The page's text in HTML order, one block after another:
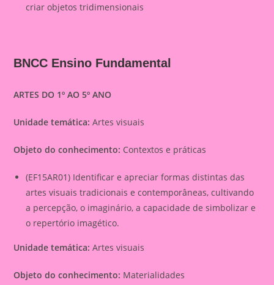
criar objetos tridimensionais
BNCC Ensino Fundamental
ARTES DO 1º AO 5º ANO
Unidade temática: Artes visuais
Objeto do conhecimento: Contextos e práticas
(EF15AR01) Identificar e apreciar formas distintas das
artes visuais tradicionais e contemporâneas, cultivando
a percepção, o imaginário, a capacidade de simbolizar e
o repertório imagético.
Unidade temática: Artes visuais
Objeto do conhecimento: Materialidades